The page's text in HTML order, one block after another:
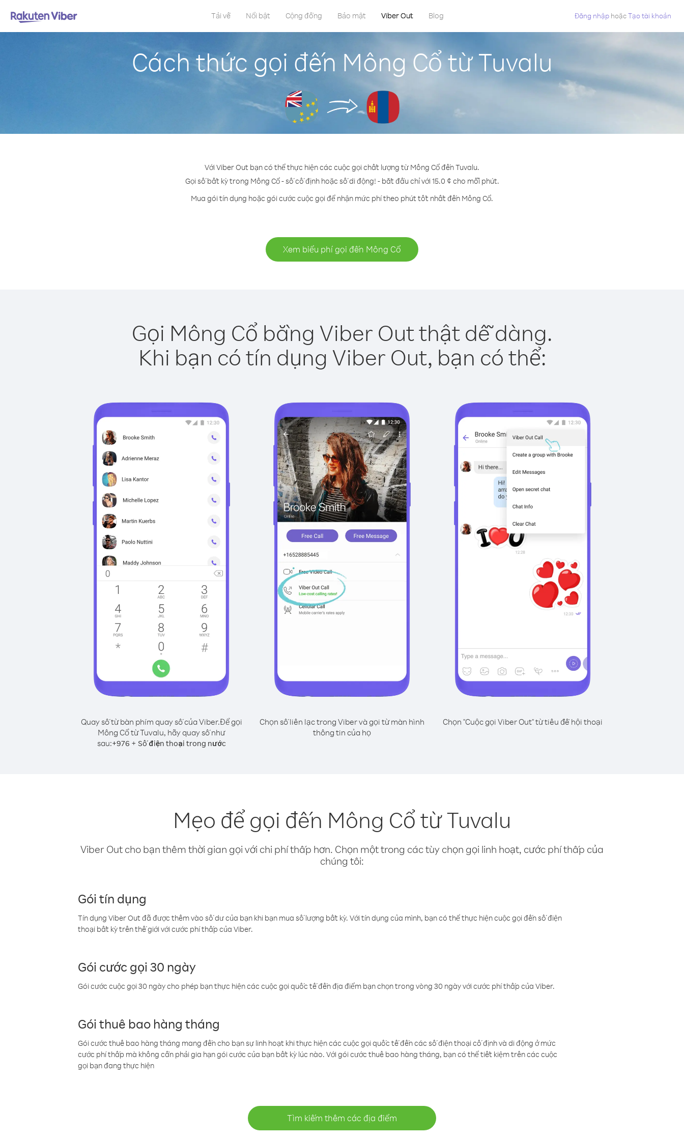
Tải về Nổi bật Cộng đồng Bảo mật Viber Out Blog Đăng nhập hoặcTạo tài khoản
Cách thức gọi đến Mông Cổ từ Tuvalu
Với Viber Out bạn có thể thực hiện các cuộc gọi chất lượng từ Mông Cổ đến Tuvalu.
Gọi số bất kỳ trong Mông Cổ - số cố định hoặc số di động! - bắt đầu chỉ với 15.0 ¢ cho mỗi phút.
Mua gói tín dụng hoặc gói cước cuộc gọi để nhận mức phí theo phút tốt nhất đến Mông Cổ.
Xem biểu phí gọi đến Mông Cổ
Gọi Mông Cổ bằng Viber Out thật dễ dàng.
Khi bạn có tín dụng Viber Out, bạn có thể:
Quay số từ bàn phím quay số của Viber.Để gọi
Mông Cổ từ Tuvalu, hãy quay số như
sau:+976 + Số điện thoại trong nước
Chọn số liên lạc trong Viber và gọi từ màn hình
thông tin của họ
Chọn "Cuộc gọi Viber Out" từ tiêu đề hội thoại
Mẹo để gọi đến Mông Cổ từ Tuvalu
Viber Out cho bạn thêm thời gian gọi với chi phí thấp hơn. Chọn một trong các tùy chọn gọi linh hoạt, cước phí thấp của
chúng tôi:
Gói tín dụng
Tín dụng Viber Out đã được thêm vào số dư của bạn khi bạn mua số lượng bất kỳ. Với tín dụng của mình, bạn có thể thực hiện cuộc gọi đến số điện
thoại bất kỳ trên thế giới với cước phí thấp của Viber.
Gói cước gọi 30 ngày
Gói cước cuộc gọi 30 ngày cho phép bạn thực hiện các cuộc gọi quốc tế đến địa điểm bạn chọn trong vòng 30 ngày với cước phí thấp của Viber.
Gói thuê bao hàng tháng
Gói cước thuê bao hàng tháng mang đến cho bạn sự linh hoạt khi thực hiện các cuộc gọi quốc tế đến các số điện thoại cố định và di động ở mức
cước phí thấp mà không cần phải gia hạn gói cước của bạn bất kỳ lúc nào. Với gói cước thuê bao hàng tháng, bạn có thể tiết kiệm trên các cuộc
gọi bạn đang thực hiện
Tìm kiếm thêm các địa điểm